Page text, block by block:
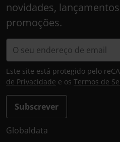
novidades,
promoções.
Subscrever
Este site está protegido pelo
de Privacidade e os Termos de
Globaldata